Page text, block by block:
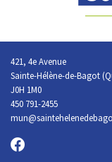
421, 4e Avenue
Sainte-Hélène-de-Bagot
J0H 1M0
450 791-2455